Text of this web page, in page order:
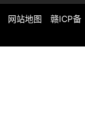
网站地图
赣ICP备